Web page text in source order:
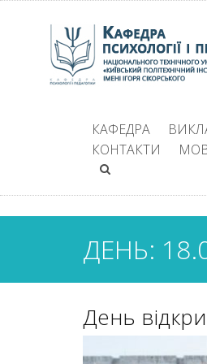
КАФЕДРА
КОНТАКТИ
ДЕНЬ:
День